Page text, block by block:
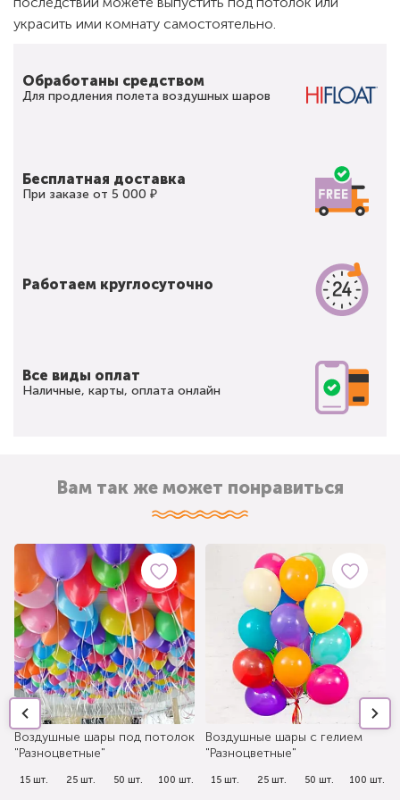
украсить ими комнату самостоятельно.
Обработаны средством
Для продления полета воздушных шаров
Бесплатная доставка
При заказе от 5 000 ₽
Работаем круглосуточно
Все виды оплат
Наличные, карты, оплата онлайн
Вам так же может понравиться
Воздушные шары под потолок
"Разноцветные"
15 шт. 25 шт. 50 шт. 100 шт.
Воздушные шары с гелием
"Разноцветные"
15 шт. 25 шт. 50 шт. 100 шт.